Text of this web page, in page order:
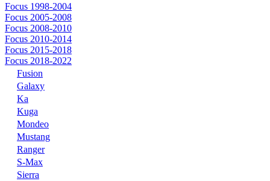
Focus 1998-2004
Focus 2005-2008
Focus 2008-2010
Focus 2010-2014
Focus 2015-2018
Focus 2018-2022
Fusion
Galaxy
Ka
Kuga
Mondeo
Mustang
Ranger
S-Max
Sierra